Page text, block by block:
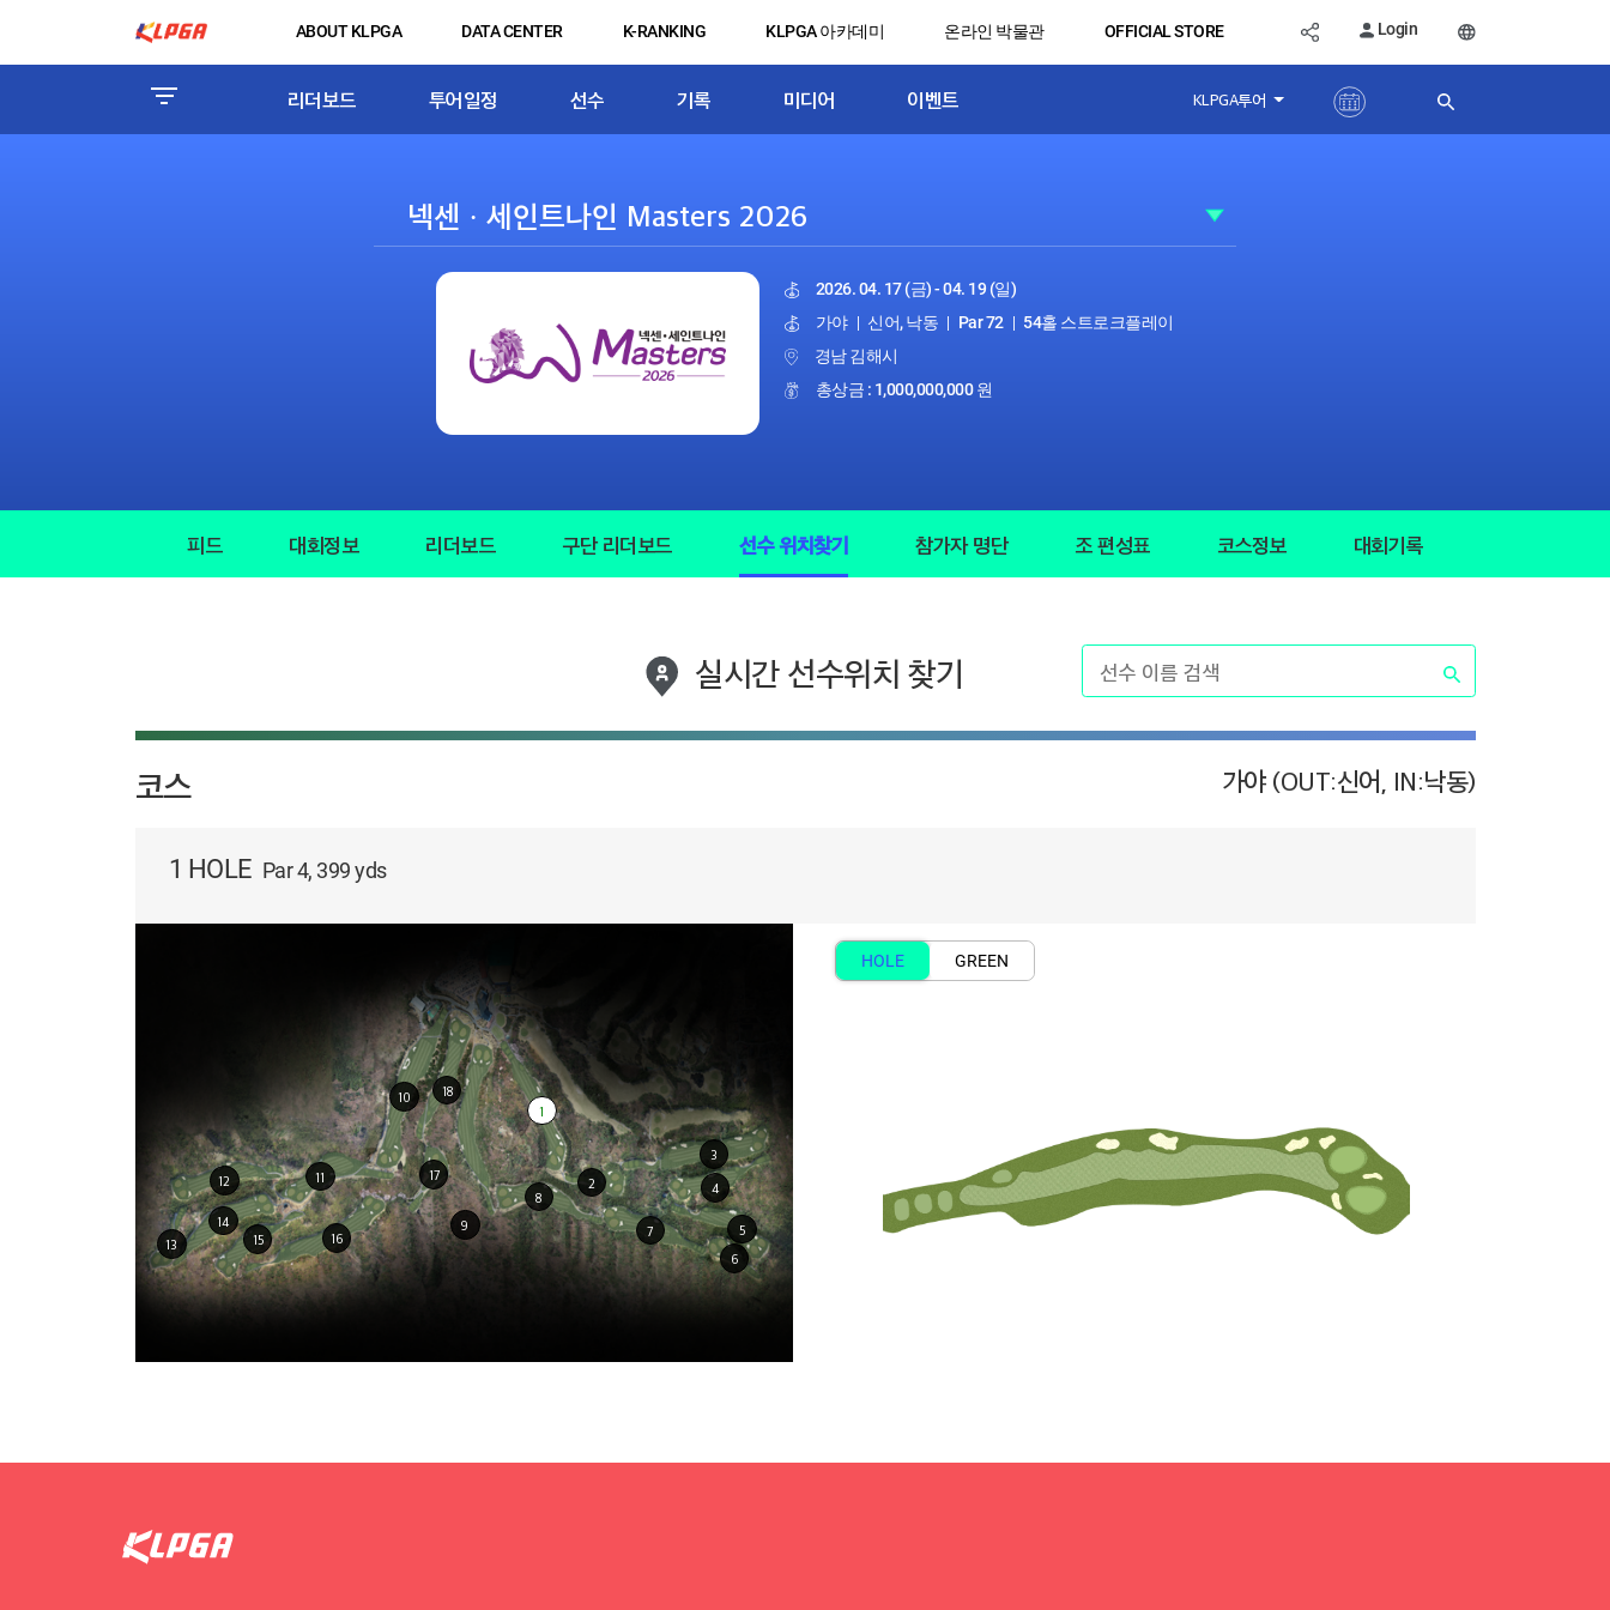
ABOUT KLPGA DATA CENTER K-RANKING KLPGA 아카데미 온라인 박물관 OFFICIAL STORE Login
리더보드 투어일정 선수 기록 미디어 이벤트 KLPGA투어
2026. 04. 17 (금) - 04. 19 (일)
가야 | 신어, 낙동 | Par 72 | 54홀 스트로크플레이
경남 김해시
총상금 : 1,000,000,000 원
피드 대회정보 리더보드 구단 리더보드 선수 위치찾기 참가자 명단 조 편성표 코스정보 대회기록
실시간 선수위치 찾기
코스 가야 (OUT:신어, IN:낙동)
1 HOLE Par 4, 399 yds
1
2
3
4
5
6
7
8
9
10
11
12
13
14
15
16
17
18
HOLE GREEN